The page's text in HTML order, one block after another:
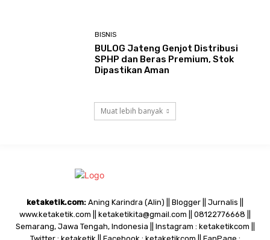
BISNIS
BULOG Jateng Genjot Distribusi
SPHP dan Beras Premium, Stok
Dipastikan Aman
Muat lebih banyak
ketaketik.com: Aning Karindra (Alin) || Blogger || Jurnalis ||
www.ketaketik.com || ketaketikita@gmail.com || 08122776668 ||
Semarang, Jawa Tengah, Indonesia || Instagram : ketaketikcom ||